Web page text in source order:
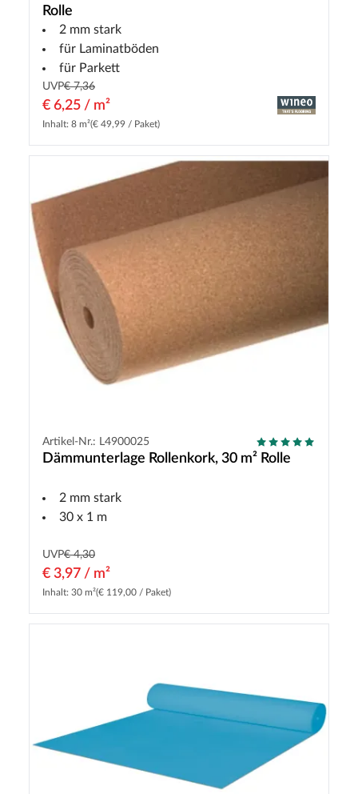
Rolle
2 mm stark
für Laminatböden
für Parkett
UVP€ 7,36
€ 6,25 / m²
Inhalt: 8 m²(€ 49,99 / Paket)
Artikel-Nr.: L4900025
Dämmunterlage Rollenkork, 30 m² Rolle
2 mm stark
30 x 1 m
UVP€ 4,30
€ 3,97 / m²
Inhalt: 30 m²(€ 119,00 / Paket)